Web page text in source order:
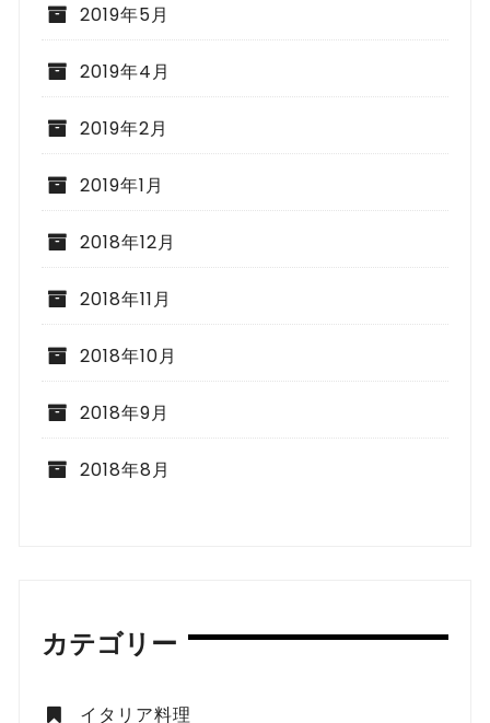
2019年5月
2019年4月
2019年2月
2019年1月
2018年12月
2018年11月
2018年10月
2018年9月
2018年8月
カテゴリー
イタリア料理